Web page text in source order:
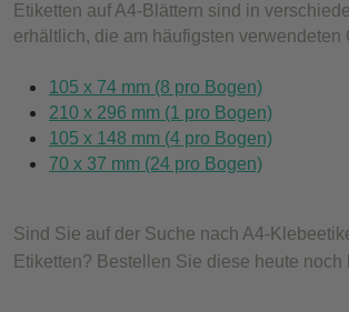
Etiketten auf A4-Blättern sind in
erhältlich, die am häufigsten verwendeten
105 x 74 mm (8 pro Bogen)
210 x 296 mm (1 pro Bogen)
105 x 148 mm (4 pro Bogen)
70 x 37 mm (24 pro Bogen)
Sind Sie auf der Suche nach A4-
Etiketten? Bestellen Sie diese heute noch